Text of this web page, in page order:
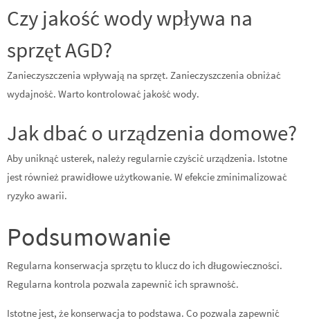
Czy jakość wody wpływa na
sprzęt AGD?
Zanieczyszczenia wpływają na sprzęt. Zanieczyszczenia obniżać
wydajność. Warto kontrolować jakość wody.
Jak dbać o urządzenia domowe?
Aby uniknąć usterek, należy regularnie czyścić urządzenia. Istotne
jest również prawidłowe użytkowanie. W efekcie zminimalizować
ryzyko awarii.
Podsumowanie
Regularna konserwacja sprzętu to klucz do ich długowieczności.
Regularna kontrola pozwala zapewnić ich sprawność.
Istotne jest, że konserwacja to podstawa. Co pozwala zapewnić